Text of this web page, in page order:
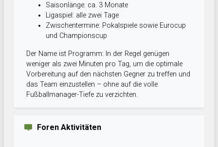
Saisonlänge: ca. 3 Monate
Ligaspiel: alle zwei Tage
Zwischentermine: Pokalspiele sowie Eurocup
und Championscup
Der Name ist Programm: In der Regel genügen
weniger als zwei Minuten pro Tag, um die optimale
Vorbereitung auf den nächsten Gegner zu treffen und
das Team einzustellen – ohne auf die volle
Fußballmanager-Tiefe zu verzichten.
Foren Aktivitäten